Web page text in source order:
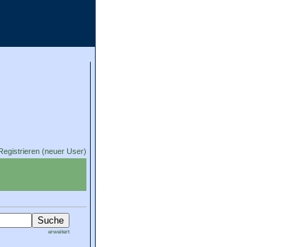
(neuer User)
erweitert